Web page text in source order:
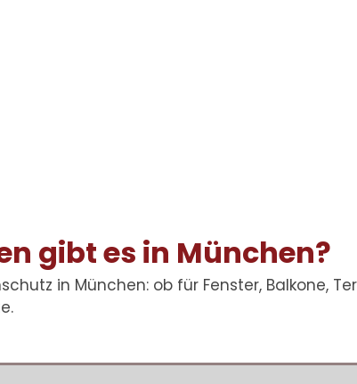
gibt es in München?
in München: ob für Fenster, Balkone,